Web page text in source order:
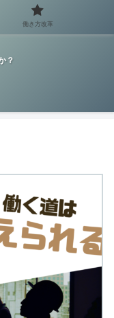
？
働き方改革